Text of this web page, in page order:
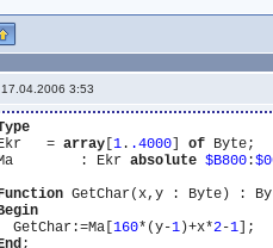
17.04.2006 3:53
= array[ 1. .4000] of Byte;
Ma	  : Ekr absolute $B800:
GetChar:=Ma[
160*(y-1)+x*2-1
;